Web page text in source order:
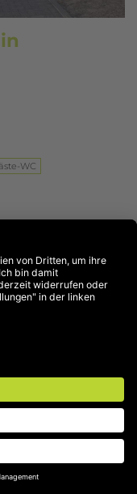
WC
ansehen